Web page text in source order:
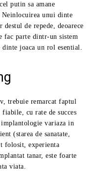
putin sa amane
Neinlocuirea unui dinte
de repede, deoarece
fac parte dintr-un sistem
joaca un rol esential.
trebuie remarcat faptul
cu rate de succes
variaza in
(starea de sanatate,
folosit, experienta
tanar, este foarte
viata.